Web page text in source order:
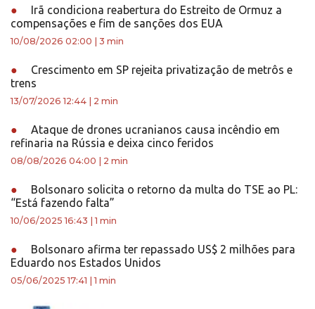
●
Irã condiciona reabertura do Estreito de Ormuz a
compensações e fim de sanções dos EUA
10/08/2026 02:00 3 min
●
Crescimento em SP rejeita privatização de metrôs e
trens
13/07/2026 12:44 2 min
●
Ataque de drones ucranianos causa incêndio em
refinaria na Rússia e deixa cinco feridos
08/08/2026 04:00 2 min
●
Bolsonaro solicita o retorno da multa do TSE ao PL:
“Está fazendo falta”
10/06/2025 16:43 |1 min
●
Bolsonaro afirma ter repassado US$ 2 milhões para
Eduardo nos Estados Unidos
05/06/2025 17:41 |1 min